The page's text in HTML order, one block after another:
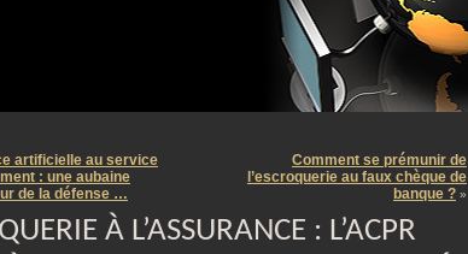
artificielle au service
: une aubaine
de la défense …
Comment se prémunir de
l’escroquerie au faux chèque de
banque ? »
À L’ASSURANCE : L’ACPR